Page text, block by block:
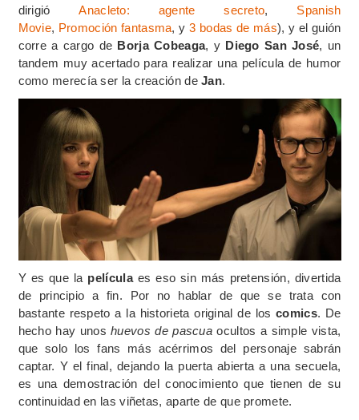
dirigióAnacleto: agente secreto, Spanish
Movie, Promoción fantasma, y3 bodas de más), y el guión
corre a cargo de Borja Cobeaga, y Diego San José, un
tandem muy acertado para realizar una película de humor
como merecía ser la creación deJan.
Y es que la películaes eso sin más pretensión, divertida
de principio a fin. Por no hablar de que se trata con
bastante respeto a la historieta original de loscomics. De
hecho hay unoshuevos de pascua ocultos a simple vista,
que solo los fans más acérrimos del personaje sabrán
captar. Y el final, dejando la puerta abierta a una secuela,
es una demostración del conocimiento que tienen de su
continuidad en las viñetas, aparte de que promete.